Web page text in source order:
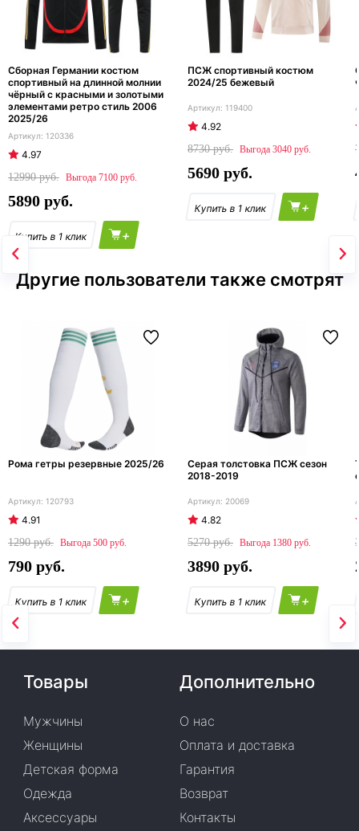
Сборная Германии костюм
спортивный на длинной молнии
чёрный с красными и золотыми
элементами ретро стиль 2006
2025/26
120336
4.97
12990
7100
5890
+
ПСЖ спортивный костюм
2024/25 бежевый
119400
4.92
8730
3040
5690
+
Другие пользователи также смотрят
Рома гетры резервные 2025/26
120793
4.91
1290
500
790
+
Серая толстовка ПСЖ сезон
2018-2019
20069
4.82
5270
1380
3890
+
Товары
Мужчины
Женщины
Детская форма
Одежда
Аксессуары
Дополнительно
О нас
Оплата и доставка
Гарантия
Возврат
Контакты